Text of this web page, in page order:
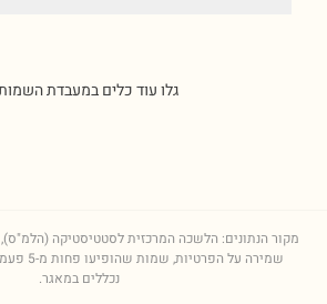
גלו עוד כלים במעבדת
מקור הנתונים: הלשכה המרכזית לסטטיסטיקה
שמירה על
נכללים במאגר.